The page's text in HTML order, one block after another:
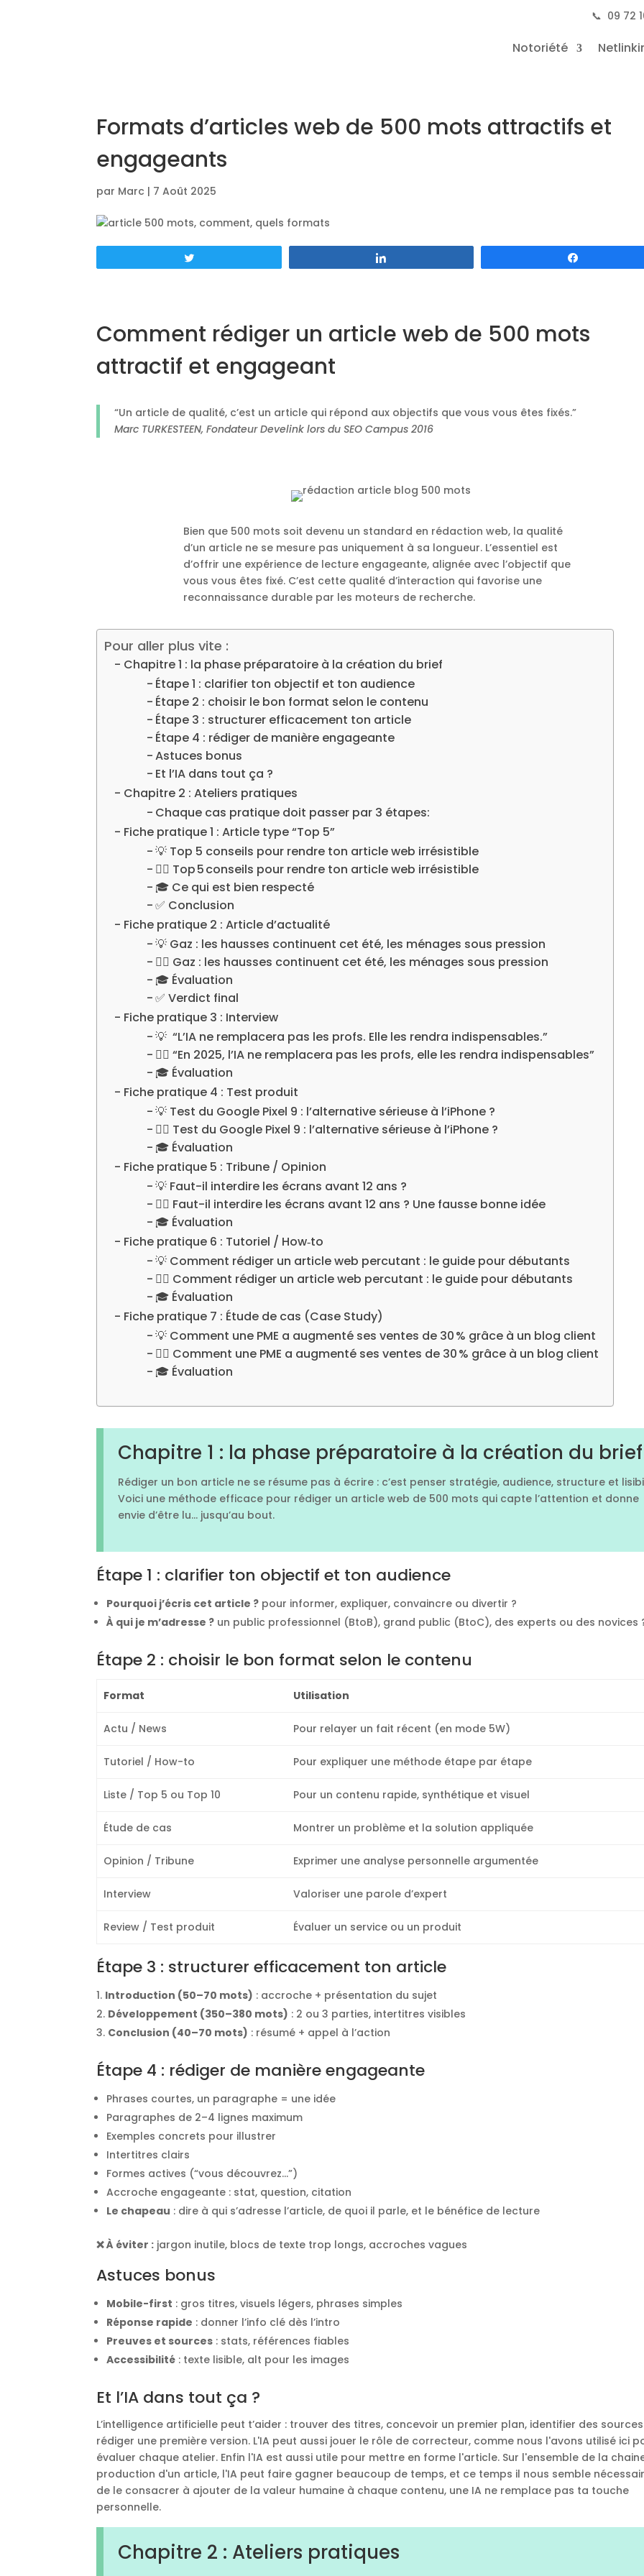
📞 09 72
Notoriété
Formats d’articles web de 500 mots attractifs et
engageants
par Marc | 7 Août 2025
Comment rédiger un article web de 500 mots
attractif et engageant
“Un article de qualité, c’est un article qui répond aux objectifs que vous vous êtes fixés.”
Marc TURKESTEEN, Fondateur Develink lors du SEO Campus 2016
Bien que 500 mots soit devenu un standard en rédaction web, la qualité
d’un article ne se mesure pas uniquement à sa longueur. L’essentiel est
d’offrir une expérience de lecture engageante, alignée avec l’objectif que
vous vous êtes fixé. C’est cette qualité d’interaction qui favorise une
reconnaissance durable par les moteurs de recherche.
Pour aller plus vite :
Chapitre 1 : la phase préparatoire à la création du brief
Étape 1 : clarifier ton objectif et ton audience
Étape 2 : choisir le bon format selon le contenu
Étape 3 : structurer efficacement ton article
Étape 4 : rédiger de manière engageante
Astuces bonus
Et l’IA dans tout ça ?
Chapitre 2 : Ateliers pratiques
Chaque cas pratique doit passer par 3 étapes:
Fiche pratique 1 : Article type “Top 5”
💡 Top 5 conseils pour rendre ton article web irrésistible
✍🏼 Top 5 conseils pour rendre ton article web irrésistible
🎓 Ce qui est bien respecté
✅ Conclusion
Fiche pratique 2 : Article d’actualité
💡 Gaz : les hausses continuent cet été, les ménages sous pression
✍🏼 Gaz : les hausses continuent cet été, les ménages sous pression
🎓 Évaluation
✅ Verdict final
Fiche pratique 3 : Interview
💡 “L’IA ne remplacera pas les profs. Elle les rendra indispensables.”
✍🏼 “En 2025, l’IA ne remplacera pas les profs, elle les rendra indispensables”
🎓 Évaluation
Fiche pratique 4 : Test produit
💡 Test du Google Pixel 9 : l’alternative sérieuse à l’iPhone ?
✍🏼 Test du Google Pixel 9 : l’alternative sérieuse à l’iPhone ?
🎓 Évaluation
Fiche pratique 5 : Tribune / Opinion
💡 Faut-il interdire les écrans avant 12 ans ?
✍🏼 Faut-il interdire les écrans avant 12 ans ? Une fausse bonne idée
🎓 Évaluation
Fiche pratique 6 : Tutoriel / How‑to
💡 Comment rédiger un article web percutant : le guide pour débutants
✍🏼 Comment rédiger un article web percutant : le guide pour débutants
🎓 Évaluation
Fiche pratique 7 : Étude de cas (Case Study)
💡 Comment une PME a augmenté ses ventes de 30 % grâce à un blog client
✍🏼 Comment une PME a augmenté ses ventes de 30 % grâce à un blog client
🎓 Évaluation
Chapitre 1 : la phase préparatoire à la création du brief
Rédiger un bon article ne se résume pas à écrire : c’est penser stratégie, audience, structure et
Voici une méthode efficace pour rédiger un article web de 500 mots qui capte l’attention et donne
envie d’être lu… jusqu’au bout.
Étape 1 : clarifier ton objectif et ton audience
Pourquoi j’écris cet article ? pour informer, expliquer, convaincre ou divertir ?
À qui je m’adresse ? un public professionnel (BtoB), grand public (BtoC), des experts ou des novices
Étape 2 : choisir le bon format selon le contenu
Format Utilisation
Actu / News Pour relayer un fait récent (en mode 5W)
Tutoriel / How-to Pour expliquer une méthode étape par étape
Liste / Top 5 ou Top 10 Pour un contenu rapide, synthétique et visuel
Étude de cas Montrer un problème et la solution appliquée
Opinion / Tribune Exprimer une analyse personnelle argumentée
Interview Valoriser une parole d’expert
Review / Test produit Évaluer un service ou un produit
Étape 3 : structurer efficacement ton article
Introduction (50–70 mots) : accroche + présentation du sujet
Développement (350–380 mots) : 2 ou 3 parties, intertitres visibles
Conclusion (40–70 mots) : résumé + appel à l’action
Étape 4 : rédiger de manière engageante
Phrases courtes, un paragraphe = une idée
Paragraphes de 2–4 lignes maximum
Exemples concrets pour illustrer
Intertitres clairs
Formes actives (“vous découvrez…”)
Accroche engageante : stat, question, citation
Le chapeau : dire à qui s’adresse l’article, de quoi il parle, et le bénéfice de lecture
❌ À éviter : jargon inutile, blocs de texte trop longs, accroches vagues
Astuces bonus
Mobile-first : gros titres, visuels légers, phrases simples
Réponse rapide : donner l’info clé dès l’intro
Preuves et sources : stats, références fiables
Accessibilité : texte lisible, alt pour les images
Et l’IA dans tout ça ?
L’intelligence artificielle peut t’aider : trouver des titres, concevoir un premier plan, identifier des
rédiger une première version. L'IA peut aussi jouer le rôle de correcteur, comme nous l'avons utilisé ici
évaluer chaque atelier. Enfin l'IA est aussi utile pour mettre en forme l'article. Sur l'ensemble de la
production d'un article, l'IA peut faire gagner beaucoup de temps, et ce temps il nous semble
de le consacrer à ajouter de la valeur humaine à chaque contenu, une IA ne remplace pas ta touche
personnelle.
Chapitre 2 : Ateliers pratiques